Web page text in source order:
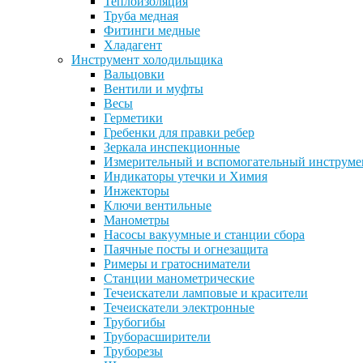
Труба медная
Фитинги медные
Хладагент
Инструмент холодильщика
Вальцовки
Вентили и муфты
Весы
Герметики
Гребенки для правки ребер
Зеркала инспекционные
Измерительный и вспомогательный
Индикаторы утечки и Химия
Инжекторы
Ключи вентильные
Манометры
Насосы вакуумные и станции сбора
Паячные посты и огнезащита
Римеры и гратосниматели
Станции манометрические
Течеискатели ламповые и красители
Течеискатели электронные
Трубогибы
Труборасширители
Труборезы